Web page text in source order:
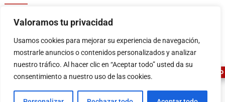
Valoramos tu privacidad
Usamos cookies para mejorar su experiencia de navegación,
mostrarle anuncios o contenidos personalizados y analizar
nuestro tráfico. Al hacer clic en “Aceptar todo” usted da su
consentimiento a nuestro uso de las cookies.
Política de privacidad
Política de devoluciones y reembolsos
Términos y condiciones
Aviso legal
ASESOR FERRETERO